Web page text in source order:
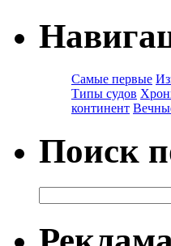
Самые первые
Типы судов
континент
Поиск